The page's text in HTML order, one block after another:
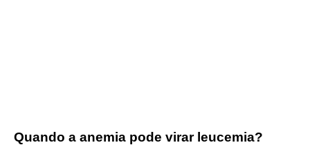
Quando a anemia pode virar leucemia?